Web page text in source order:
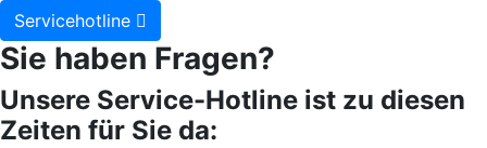
Servicehotline
Sie haben Fragen?
Unsere Service-Hotline ist zu diesen
Zeiten für Sie da: